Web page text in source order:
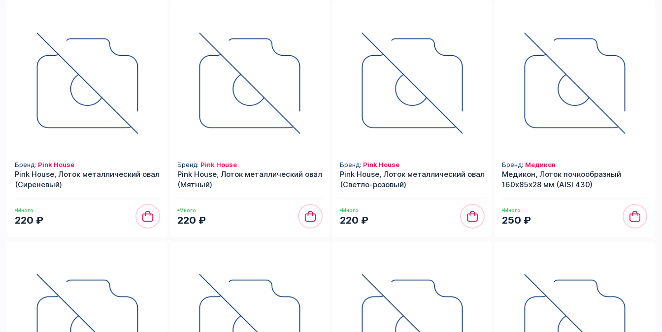
Бренд: Pink House
Pink House, Лоток металлический овал
(Сиреневый)
Много
220 ₽
Бренд: Pink House
Pink House, Лоток металлический овал
(Мятный)
Много
220 ₽
Бренд: Pink House
Pink House, Лоток металлический овал
(Светло-розовый)
Много
220 ₽
Бренд: Медикон
Медикон, Лоток почкообразный
160х85х28 мм (AISI 430)
Много
250 ₽